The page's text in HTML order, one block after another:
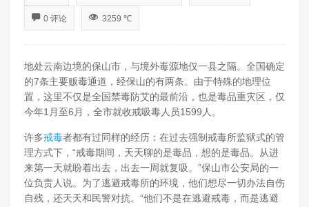
0 评论 3259 ℃
地处云南边境的保山市，与境外毒源地仅一县之隔。全国确定
的7条主要贩毒通道，经保山的有两条。由于特殊的地理位
置，这里不仅是全国禁毒防艾的最前沿，也是毒品重灾区，仅
今年1月至6月，全市就收戒吸毒人员1599人。
许多戒毒者都有过同样的经历：在过去强制戒毒所监狱式的管
理方式下，“戒毒期间，天天聊的是毒品，想的是毒品。从进
来第一天就盼着出去，出去一周就复吸。”保山市公安局的一
位负责人说。为了逃避戒毒所的环境，他们想尽一切办法自伤
自残，还天天和民警对抗。“他们不是在逃避戒毒，而是逃避